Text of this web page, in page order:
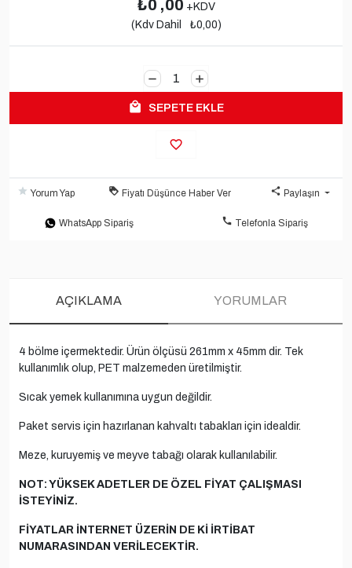
0 ,00 +KDV
(Kdv Dahil
0,00)
- 1 +
local_mall SEPETE EKLE
favorite_border
grade Yorum Yap loyalty Fiyatı Düşünce Haber Ver share Paylaşın
WhatsApp Sipariş call Telefonla Sipariş
AÇIKLAMA YORUMLAR
4 bölme içermektedir. Ürün ölçüsü 261mm x 45mm dir. Tek
kullanımlık olup, PET malzemeden üretilmiştir.
Sıcak yemek kullanımına uygun değildir.
Paket servis için hazırlanan kahvaltı tabakları için idealdir.
Meze, kuruyemiş ve meyve tabağı olarak kullanılabilir.
NOT: YÜKSEK ADETLER DE ÖZEL FİYAT ÇALIŞMASI
İSTEYİNİZ.
FİYATLAR İNTERNET ÜZERİN DE Kİ İRTİBAT
NUMARASINDAN VERİLECEKTİR.